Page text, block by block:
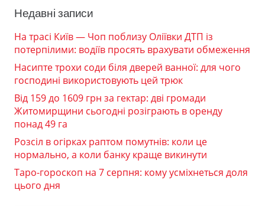
Недавні записи
На трасі Київ — Чоп поблизу Оліївки ДТП із
потерпілими: водіїв просять врахувати обмеження
Насипте трохи соди біля дверей ванної: для чого
господині використовують цей трюк
Від 159 до 1609 грн за гектар: дві громади
Житомирщини сьогодні розіграють в оренду
понад 49 га
Розсіл в огірках раптом помутнів: коли це
нормально, а коли банку краще викинути
Таро-гороскоп на 7 серпня: кому усміхнеться доля
цього дня